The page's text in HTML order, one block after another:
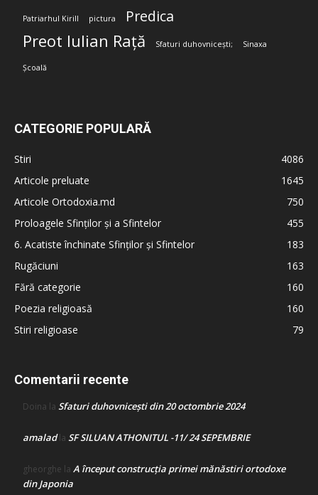
Patriarhul Kirill pictura Predica
Preot Iulian Rață Sfaturi duhovnicești; Sinaxa
Școală
CATEGORIE POPULARĂ
Stiri
4086
Articole preluate
1645
Articole Ortodoxia.md
750
Proloagele Sfinților și a Sfintelor
455
6. Acatiste închinate Sfinților și Sfintelor
183
Rugăciuni
163
Fără categorie
160
Poezia religioasă
160
Stiri religioase
79
Comentarii recente
Doina la Sfaturi duhovnicești din 20 octombrie 2024
amaladla SF SILUAN ATHONITUL -11/ 24 SEPEMBRIE
gheorghe la A început construcţia primei mănăstiri ortodoxe
din Japonia